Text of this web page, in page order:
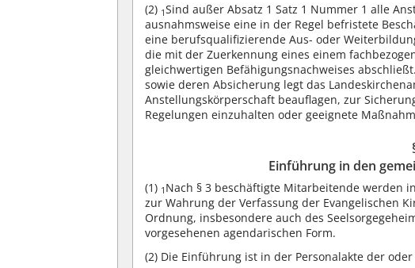
(2) 1Sind außer Absatz 1 Satz 1 Nummer 1 alle
ausnahmsweise eine in der Regel befristete
eine berufsqualifizierende Aus- oder
die mit der Zuerkennung eines einem
gleichwertigen Befähigungsnachweises abschließt.
sowie deren Absicherung legt das
Anstellungskörperschaft beauflagen, zur
Regelungen einzuhalten oder geeignete
Einführung in den
(1) 1 Nach § 3 beschäftigte Mitarbeitende werden
zur Wahrung der Verfassung der Evangelischen
Ordnung, insbesondere auch des
vorgesehenen agendarischen Form.
(2) Die Einführung ist in der Personalakte der